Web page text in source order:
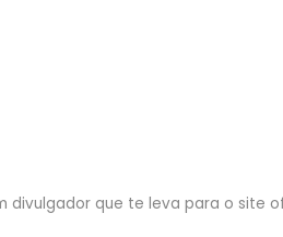
divulgador que te leva para o